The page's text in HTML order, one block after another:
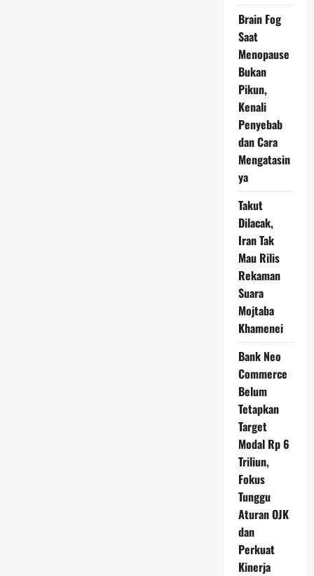
Brain Fog
Saat
Menopause
Bukan
Pikun,
Kenali
Penyebab
dan Cara
Mengatasin
ya
Takut
Dilacak,
Iran Tak
Mau Rilis
Rekaman
Suara
Mojtaba
Khamenei
Bank Neo
Commerce
Belum
Tetapkan
Target
Modal Rp 6
Triliun,
Fokus
Tunggu
Aturan OJK
dan
Perkuat
Kinerja